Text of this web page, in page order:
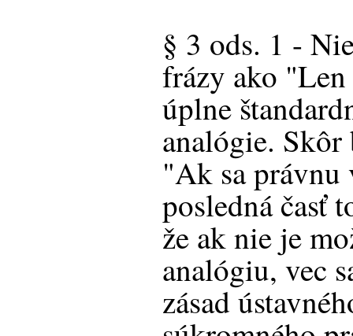
§ 3 ods. 1 -
frázy ako "Len
úplne
analógie.
"Ak sa právnu
posledná časť
že ak nie je
analógiu, vec
zásad